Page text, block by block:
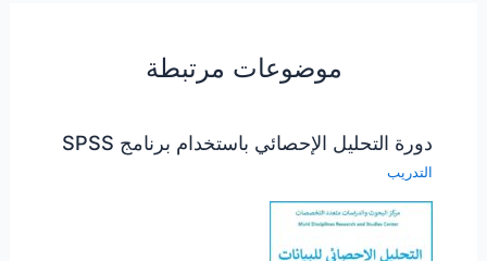
موضوعات مرتبطة
دورة التحليل الإحصائي باستخدام برنامج SPSS
التدريب